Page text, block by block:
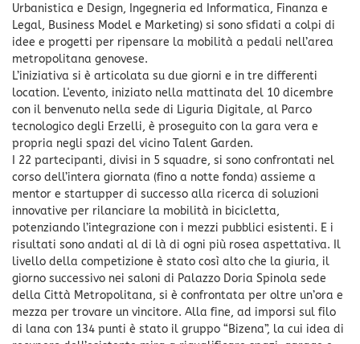
Urbanistica e Design, Ingegneria ed Informatica, Finanza e
Legal, Business Model e Marketing) si sono sfidati a colpi di
idee e progetti per ripensare la mobilità a pedali nell’area
metropolitana genovese.
L’iniziativa si è articolata su due giorni e in tre differenti
location. L'evento, iniziato nella mattinata del 10 dicembre
con il benvenuto nella sede di Liguria Digitale, al Parco
tecnologico degli Erzelli, è proseguito con la gara vera e
propria negli spazi del vicino Talent Garden.
I 22 partecipanti, divisi in 5 squadre, si sono confrontati nel
corso dell’intera giornata (fino a notte fonda) assieme a
mentor e startupper di successo alla ricerca di soluzioni
innovative per rilanciare la mobilità in bicicletta,
potenziando l’integrazione con i mezzi pubblici esistenti. E i
risultati sono andati al di là di ogni più rosea aspettativa. Il
livello della competizione è stato così alto che la giuria, il
giorno successivo nei saloni di Palazzo Doria Spinola sede
della Città Metropolitana, si è confrontata per oltre un’ora e
mezza per trovare un vincitore. Alla fine, ad imporsi sul filo
di lana con 134 punti è stato il gruppo “Bizena”, la cui idea di